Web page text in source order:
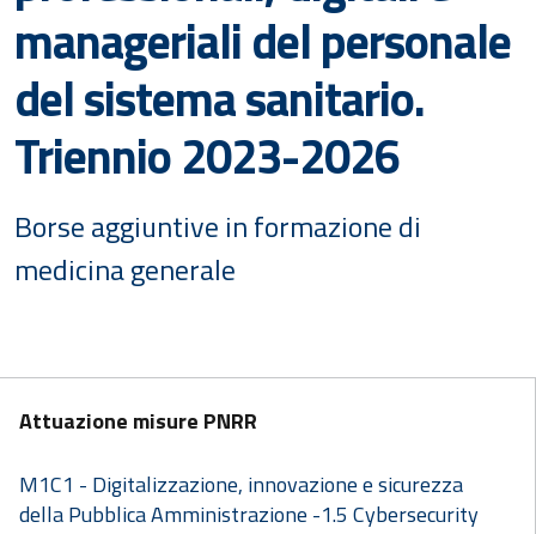
manageriali del personale
del sistema sanitario.
Triennio 2023-2026
Borse aggiuntive in formazione di
medicina generale
Attuazione misure PNRR
M1C1 - Digitalizzazione, innovazione e sicurezza
della Pubblica Amministrazione -1.5 Cybersecurity